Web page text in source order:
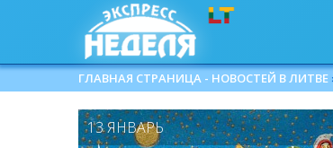
ГЛАВНАЯ СТРАНИЦА - НОВОСТЕЙ В ЛИТВЕ
13 ЯНВАРЬ